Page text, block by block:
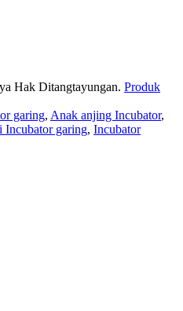
Hak Ditangtayungan. Produk
garing, Anak anjing Incubator,
garing, Incubator